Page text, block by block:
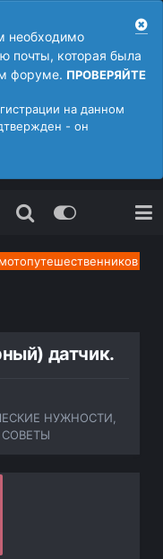
необходимо
почты, которая была
форуме. ПРОВЕРЯЙТЕ
на данном
- он
датчик.
НУЖНОСТИ,